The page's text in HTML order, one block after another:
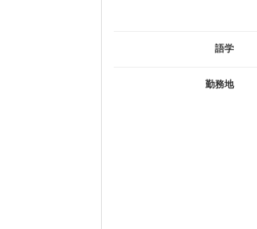
語学
勤務地